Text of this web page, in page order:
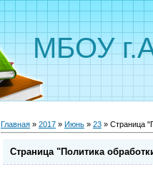
МБОУ
Главная » 2017 » Июнь » 23 » Страница
Страница "Политика